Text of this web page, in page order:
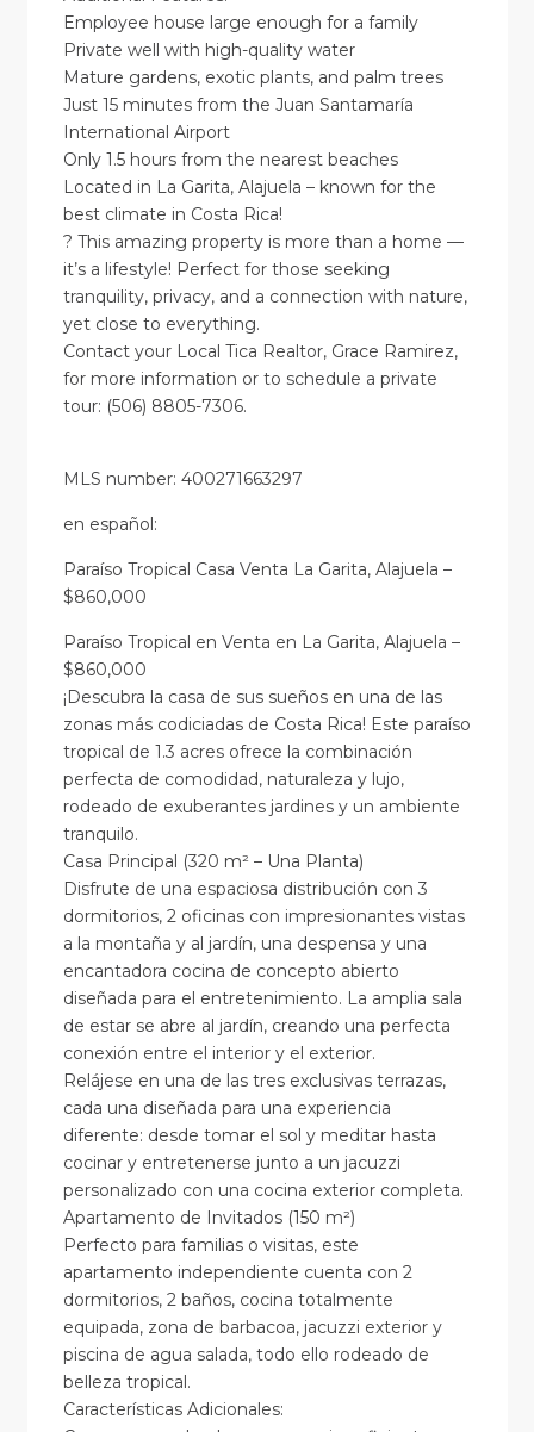
Employee house large enough for a family
Private well with high-quality water
Mature gardens, exotic plants, and palm trees
Just 15 minutes from the Juan Santamaría
International Airport
Only 1.5 hours from the nearest beaches
Located in La Garita, Alajuela – known for the
best climate in Costa Rica!
? This amazing property is more than a home —
it’s a lifestyle! Perfect for those seeking
tranquility, privacy, and a connection with nature,
yet close to everything.
Contact your Local Tica Realtor, Grace Ramirez,
for more information or to schedule a private
tour: (506) 8805-7306.
MLS number: 400271663297
en español:
Paraíso Tropical Casa Venta La Garita, Alajuela –
$860,000
Paraíso Tropical en Venta en La Garita, Alajuela –
$860,000
¡Descubra la casa de sus sueños en una de las
zonas más codiciadas de Costa Rica! Este paraíso
tropical de 1.3 acres ofrece la combinación
perfecta de comodidad, naturaleza y lujo,
rodeado de exuberantes jardines y un ambiente
tranquilo.
Casa Principal (320 m² – Una Planta)
Disfrute de una espaciosa distribución con 3
dormitorios, 2 oficinas con impresionantes vistas
a la montaña y al jardín, una despensa y una
encantadora cocina de concepto abierto
diseñada para el entretenimiento. La amplia sala
de estar se abre al jardín, creando una perfecta
conexión entre el interior y el exterior.
Relájese en una de las tres exclusivas terrazas,
cada una diseñada para una experiencia
diferente: desde tomar el sol y meditar hasta
cocinar y entretenerse junto a un jacuzzi
personalizado con una cocina exterior completa.
Apartamento de Invitados (150 m²)
Perfecto para familias o visitas, este
apartamento independiente cuenta con 2
dormitorios, 2 baños, cocina totalmente
equipada, zona de barbacoa, jacuzzi exterior y
piscina de agua salada, todo ello rodeado de
belleza tropical.
‍Características Adicionales: